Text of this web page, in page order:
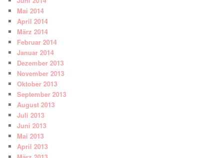
Mai 2014
April 2014
März 2014
Februar 2014
Januar 2014
Dezember 2013
November 2013
Oktober 2013
September 2013
August 2013
Juli 2013
Juni 2013
Mai 2013
April 2013